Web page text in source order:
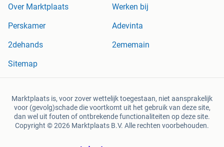
Over Marktplaats
Werken bij
Perskamer
Adevinta
2dehands
2ememain
Sitemap
Marktplaats is, voor zover wettelijk toegestaan, niet aansprakelijk
voor (gevolg)schade die voortkomt uit het gebruik van deze site,
dan wel uit fouten of ontbrekende functionaliteiten op deze site.
Copyright © 2026 Marktplaats B.V. Alle rechten voorbehouden.